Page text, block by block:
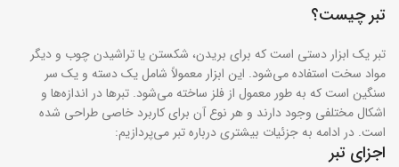
تبر چیست؟
تبر یک ابزار دستی است که برای بریدن، شکستن یا تراشیدن چوب و دیگر
مواد سخت استفاده می‌شود. این ابزار معمولاً شامل یک دسته و یک سر
سنگین است که به طور معمول از فلز ساخته می‌شود. تبرها در اندازه‌ها و
اشکال مختلفی وجود دارند و هر نوع آن برای کاربرد خاصی طراحی شده
است. در ادامه به جزئیات بیشتری درباره تبر می‌پردازیم:
اجزای تبر